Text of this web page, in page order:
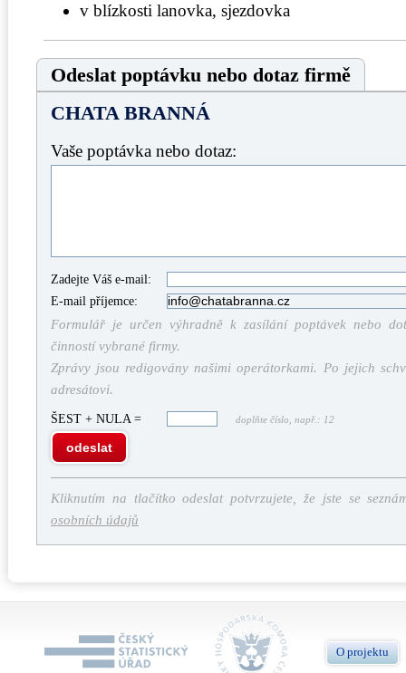
v blízkosti lanovka, sjezdovka
Odeslat poptávku nebo dotaz firmě
CHATA BRANNÁ
Vaše poptávka nebo dotaz:
Zadejte Váš e-mail:
E-mail příjemce:
Formulář je určen výhradně k zasílání poptávek nebo
činností vybrané firmy.
Zprávy jsou redigovány našimi operátorkami. Po jejich
adresátovi.
ŠEST + NULA = doplňte číslo, např.: 12
odeslat
Kliknutím na tlačítko odeslat potvrzujete, že jste se
osobních údajů
O projektu